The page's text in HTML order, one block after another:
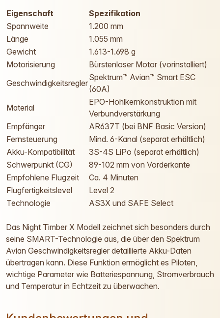
Eigenschaft
Spezifikation
Spannweite
1.200 mm
Länge
1.055 mm
Gewicht
1.613-1.698 g
Motorisierung
Bürstenloser Motor (vorinstalliert)
Geschwindigkeitsregler
Spektrum™ Avian™ Smart ESC
(60A)
Material
EPO-Hohlkernkonstruktion mit
Verbundverstärkung
Empfänger
AR637T (bei BNF Basic Version)
Fernsteuerung
Mind. 6-Kanal (separat erhältlich)
Akku-Kompatibilität
3S-4S LiPo (separat erhältlich)
Schwerpunkt (CG)
89-102 mm von Vorderkante
Empfohlene Flugzeit
Ca. 4 Minuten
Flugfertigkeitslevel
Level 2
Technologie
AS3X und SAFE Select
Das Night Timber X Modell zeichnet sich besonders durch
seine SMART-Technologie aus, die über den Spektrum
Avian Geschwindigkeitsregler detaillierte Akku-Daten
übertragen kann. Diese Funktion ermöglicht es Piloten,
wichtige Parameter wie Batteriespannung, Stromverbrauch
und Temperatur in Echtzeit zu überwachen.